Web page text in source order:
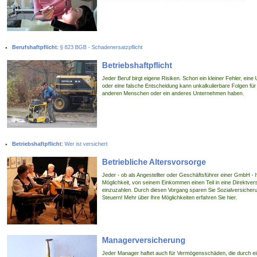
Berufshaftpflicht: § 823 BGB - Schadenersatzpflicht
Betriebshaftpflicht
Jeder Beruf birgt eigene Risiken. Schon ein kleiner Fehler, eine
oder eine falsche Entscheidung kann unkalkulierbare Folgen
anderen Menschen oder ein anderes Unternehmen haben.
Betriebshaftpflicht: Wer ist versichert
Betriebliche Altersvorsorge
Jeder - ob als Angestellter oder Geschäftsführer einer GmbH -
Möglichkeit, von seinem Einkommen einen Teil in eine
einzuzahlen. Durch diesen Vorgang sparen Sie
Steuern! Mehr über Ihre Möglichkeiten erfahren Sie hier.
Managerversicherung
Jeder Manager haftet auch für Vermögensschäden, die durch